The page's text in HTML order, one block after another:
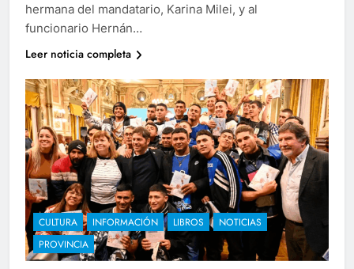
hermana del mandatario, Karina Milei, y al
funcionario Hernán…
Leer noticia completa
CULTURA INFORMACIÓN LIBROS
NOTICIAS
PROVINCIA